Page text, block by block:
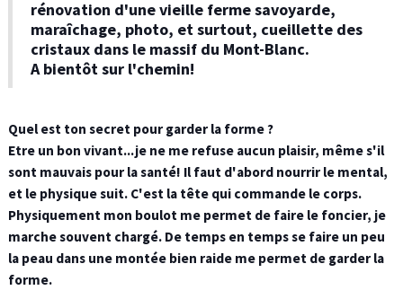
rénovation d'une vieille ferme savoyarde,
maraîchage, photo, et surtout, cueillette des
cristaux dans le massif du Mont-Blanc.
A bientôt sur l'chemin!
Quel est ton secret pour garder la forme ?
Etre un bon vivant...je ne me refuse aucun plaisir, même s'il
sont mauvais pour la santé! Il faut d'abord nourrir le mental,
et le physique suit. C'est la tête qui commande le corps.
Physiquement mon boulot me permet de faire le foncier, je
marche souvent chargé. De temps en temps se faire un peu
la peau dans une montée bien raide me permet de garder la
forme.